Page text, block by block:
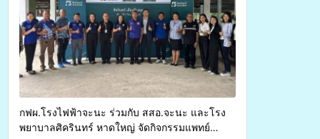
กฟผ.โรงไฟฟ้าจะนะ ร่วมกับ สสอ.จะนะ และโรง
พยาบาลศิครินทร์ หาดใหญ่ จัดกิจกรรมแพทย์